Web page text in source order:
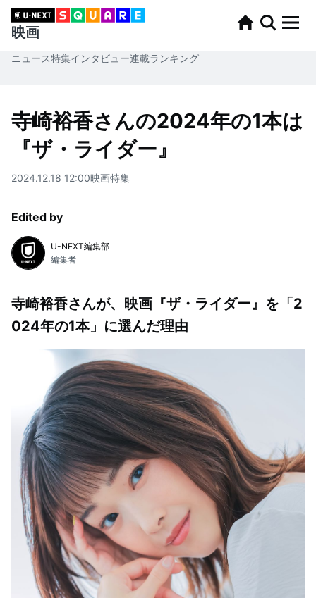
映画
ニュース特集インタビュー連載ランキング
寺崎裕香さんの2024年の1本は
『ザ・ライダー』
2024.12.18 12:00映画特集
Edited by
U-NEXT編集部
編集者
寺崎裕香さんが、映画『ザ・ライダー』を「2
024年の1本」に選んだ理由